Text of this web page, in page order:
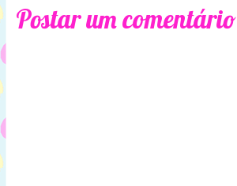
Postar um comentário